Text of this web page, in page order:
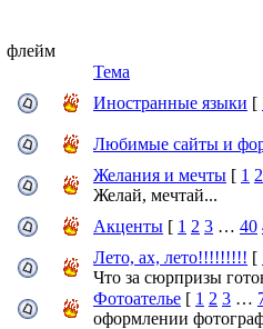
флейм
Тема
Иностранные языки [
Любимые сайты и
Желания и мечты [ 1 2
Желай, мечтай...
Акценты [ 1 2 3 … 40
Лето, ах, лето!!!!!!!!! [
Что за сюрпризы
Фотоателье [ 1 2 3 …
оформлении